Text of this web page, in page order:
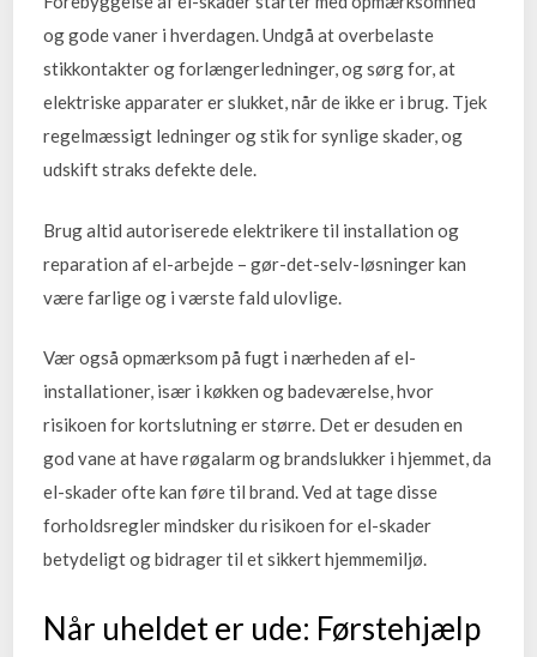
og gode vaner i hverdagen. Undgå at overbelaste
stikkontakter og forlængerledninger, og sørg for, at
elektriske apparater er slukket, når de ikke er i brug. Tjek
regelmæssigt ledninger og stik for synlige skader, og
udskift straks defekte dele.
Brug altid autoriserede elektrikere til installation og
reparation af el-arbejde – gør-det-selv-løsninger kan
være farlige og i værste fald ulovlige.
Vær også opmærksom på fugt i nærheden af el-
installationer, især i køkken og badeværelse, hvor
risikoen for kortslutning er større. Det er desuden en
god vane at have røgalarm og brandslukker i hjemmet, da
el-skader ofte kan føre til brand. Ved at tage disse
forholdsregler mindsker du risikoen for el-skader
betydeligt og bidrager til et sikkert hjemmemiljø.
Når uheldet er ude: Førstehjælp